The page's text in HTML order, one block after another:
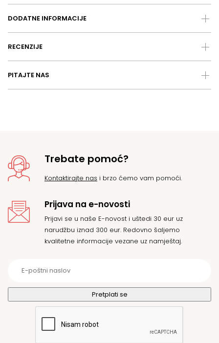
DODATNE INFORMACIJE
RECENZIJE
PITAJTE NAS
Trebate pomoć?
Kontaktirajte nas i brzo ćemo vam pomoći.
Prijava na e-novosti
Prijavi se u naše E-novost i uštedi 30 eur uz
narudžbu iznad 300 eur. Redovno šaljemo
kvalitetne informacije vezane uz namještaj.